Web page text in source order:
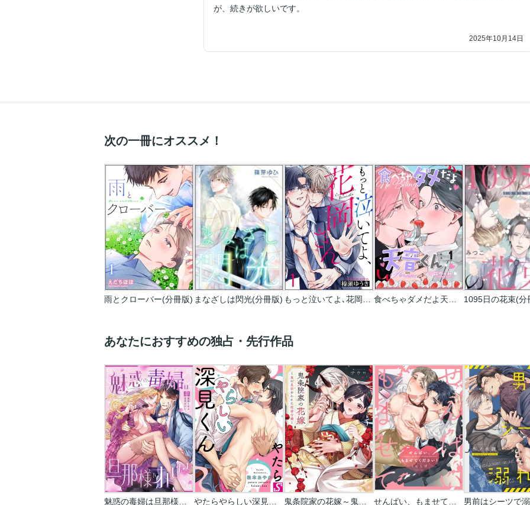
が、続きが欲しいです。
2025年10月14日
次の一冊にオススメ！
雨とクローバー(分冊版) まなざしは閃光(分冊版) 1095日の花束(分
あなたにおすすめの独占・先行作品
男前はシーツで